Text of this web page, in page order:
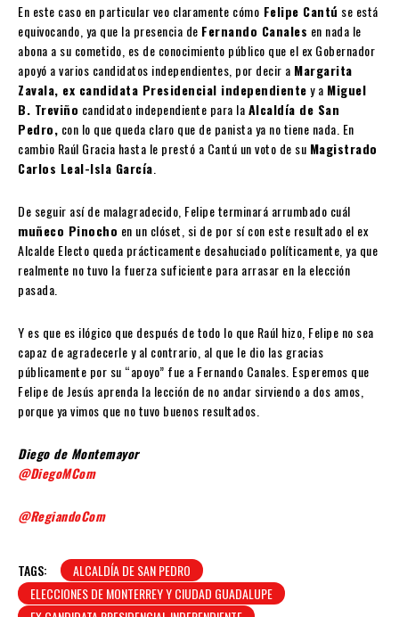
En este caso en particular veo claramente cómo Felipe Cantú se está
equivocando, ya que la presencia de Fernando Canales en nada le
abona a su cometido, es de conocimiento público que el ex Gobernador
apoyó a varios candidatos independientes, por decir a Margarita
Zavala, ex candidata Presidencial independientey a Miguel
B. Treviño candidato independiente para laAlcaldía de San
Pedro, con lo que queda claro que de panista ya no tiene nada. En
cambio Raúl Gracia hasta le prestó a Cantú un voto de su Magistrado
Carlos Leal-Isla García
De seguir así de malagradecido, Felipe terminará arrumbado cuál
muñeco Pinocho en un clóset, si de por sí con este resultado el ex
Alcalde Electo queda prácticamente desahuciado políticamente, ya que
realmente no tuvo la fuerza suficiente para arrasar en la elección
pasada.
Y es que es ilógico que después de todo lo que Raúl hizo, Felipe no sea
capaz de agradecerle y al contrario, al que le dio las gracias
públicamente por su “apoyo” fue a Fernando Canales. Esperemos que
Felipe de Jesús aprenda la lección de no andar sirviendo a dos amos,
porque ya vimos que no tuvo buenos resultados.
Diego de Montemayor
@DiegoMCom
@RegiandoCom
TAGS:
ALCALDÍA DE SAN PEDRO
ELECCIONES DE MONTERREY Y CIUDAD GUADALUPE